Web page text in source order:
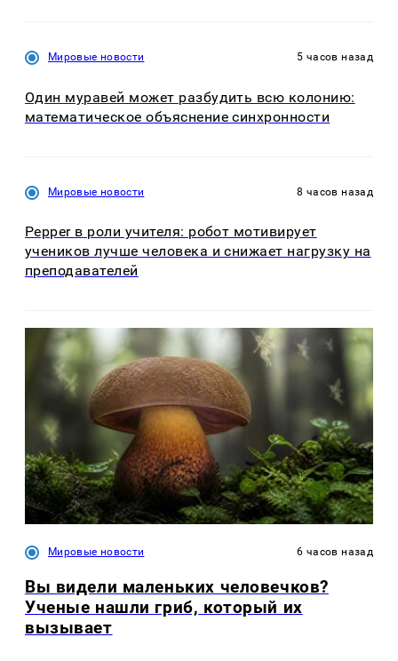
Мировые новости 5 часов назад
Один муравей может разбудить всю колонию:
математическое объяснение синхронности
Мировые новости 8 часов назад
Pepper в роли учителя: робот мотивирует
учеников лучше человека и снижает нагрузку на
преподавателей
Мировые новости 6 часов назад
Вы видели маленьких человечков?
Ученые нашли гриб, который их
вызывает